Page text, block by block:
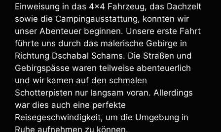
Einweisung in das 4×4 Fahrzeug, das Dachzelt
sowie die Campingausstattung, konnten wir
unser Abenteuer beginnen. Unsere erste Fahrt
führte uns durch das malerische Gebirge in
Richtung Dschabal Schams. Die Straßen und
Gebirgspässe waren teilweise abenteuerlich
und wir kamen auf den schmalen
Schotterpisten nur langsam voran. Allerdings
war dies auch eine perfekte
Reisegeschwindigkeit, um die Umgebung in
Ruhe aufnehmen zu können.